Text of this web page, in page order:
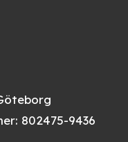
802475-9436